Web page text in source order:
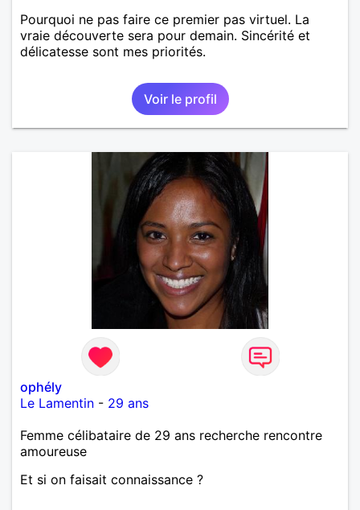
Pourquoi ne pas faire ce premier pas virtuel. La
vraie découverte sera pour demain. Sincérité et
délicatesse sont mes priorités.
Voir le profil
ophély
Le Lamentin - 29 ans
Femme célibataire de 29 ans recherche rencontre
amoureuse
Et si on faisait connaissance ?